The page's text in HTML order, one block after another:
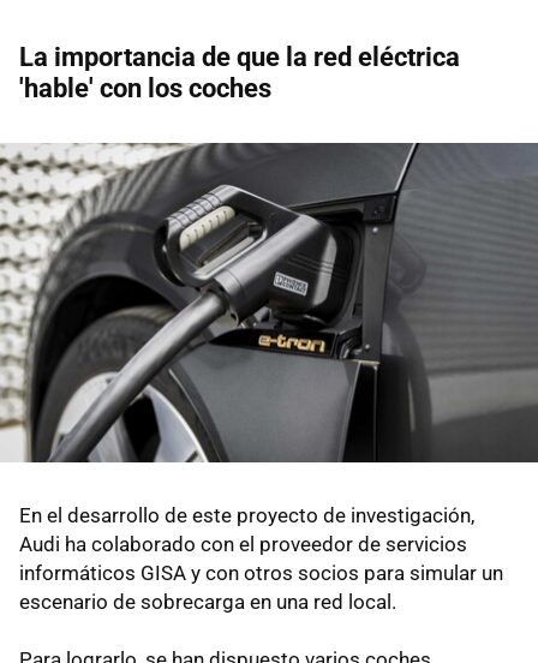
La importancia de que la red eléctrica
'hable' con los coches
En el desarrollo de este proyecto de investigación,
Audi ha colaborado con el proveedor de servicios
informáticos GISA y con otros socios para simular un
escenario de sobrecarga en una red local.